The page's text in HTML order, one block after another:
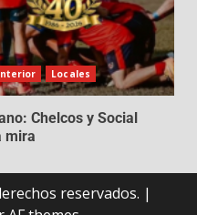
Locales
Chelcos y Social
mira
reservados. |